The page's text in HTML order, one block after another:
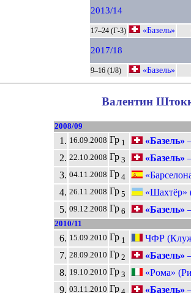
2013/14
17–24 (Г-3) «Базель»
2017/18
9–16 (1/8) «Базель»
Валентин
2008/09
1. 16.09.2008 Гр1 «Базель»
2. 22.10.2008 Гр3 «Базель»
3. 04.11.2008 Гр4
4. 26.11.2008 Гр5 «Шахтёр»
5. 09.12.2008 Гр6 «Базель»
2010/11
6. 15.09.2010 Гр1 ЧФР
7. 28.09.2010 Гр2 «Базель»
8. 19.10.2010 Гр3 «Рома»
9. 03.11.2010 Гр «Базель»